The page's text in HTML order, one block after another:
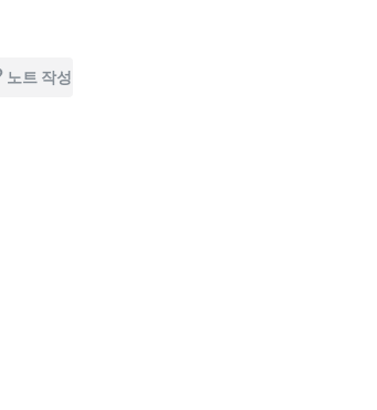
노트 작성